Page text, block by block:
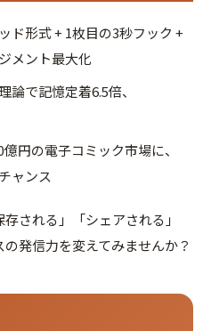
ド形式 + 1枚目の3秒フック +
メント最大化
論で記憶定着6.5倍、
億円の電子コミック市場に、
ャンス
される」「シェアされる」
発信力を変えてみませんか？